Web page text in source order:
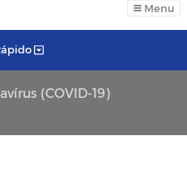
Menu
(COVID-19)